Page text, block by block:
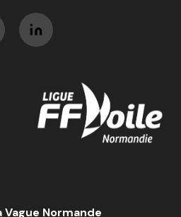
Normande